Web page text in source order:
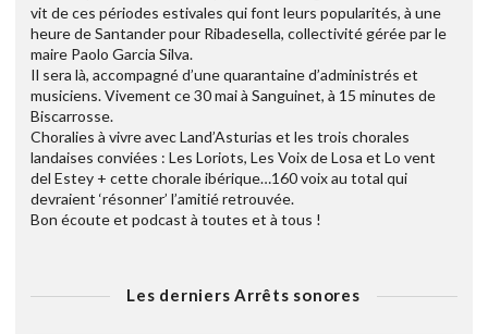
vit de ces périodes estivales qui font leurs popularités, à une
heure de Santander pour Ribadesella, collectivité gérée par le
maire Paolo Garcia Silva.
Il sera là, accompagné d’une quarantaine d’administrés et
musiciens. Vivement ce 30 mai à Sanguinet, à 15 minutes de
Biscarrosse.
Choralies à vivre avec Land’Asturias et les trois chorales
landaises conviées : Les Loriots, Les Voix de Losa et Lo vent
del Estey + cette chorale ibérique…160 voix au total qui
devraient ‘résonner’ l’amitié retrouvée.
Bon écoute et podcast à toutes et à tous !
Les derniers Arrêts sonores